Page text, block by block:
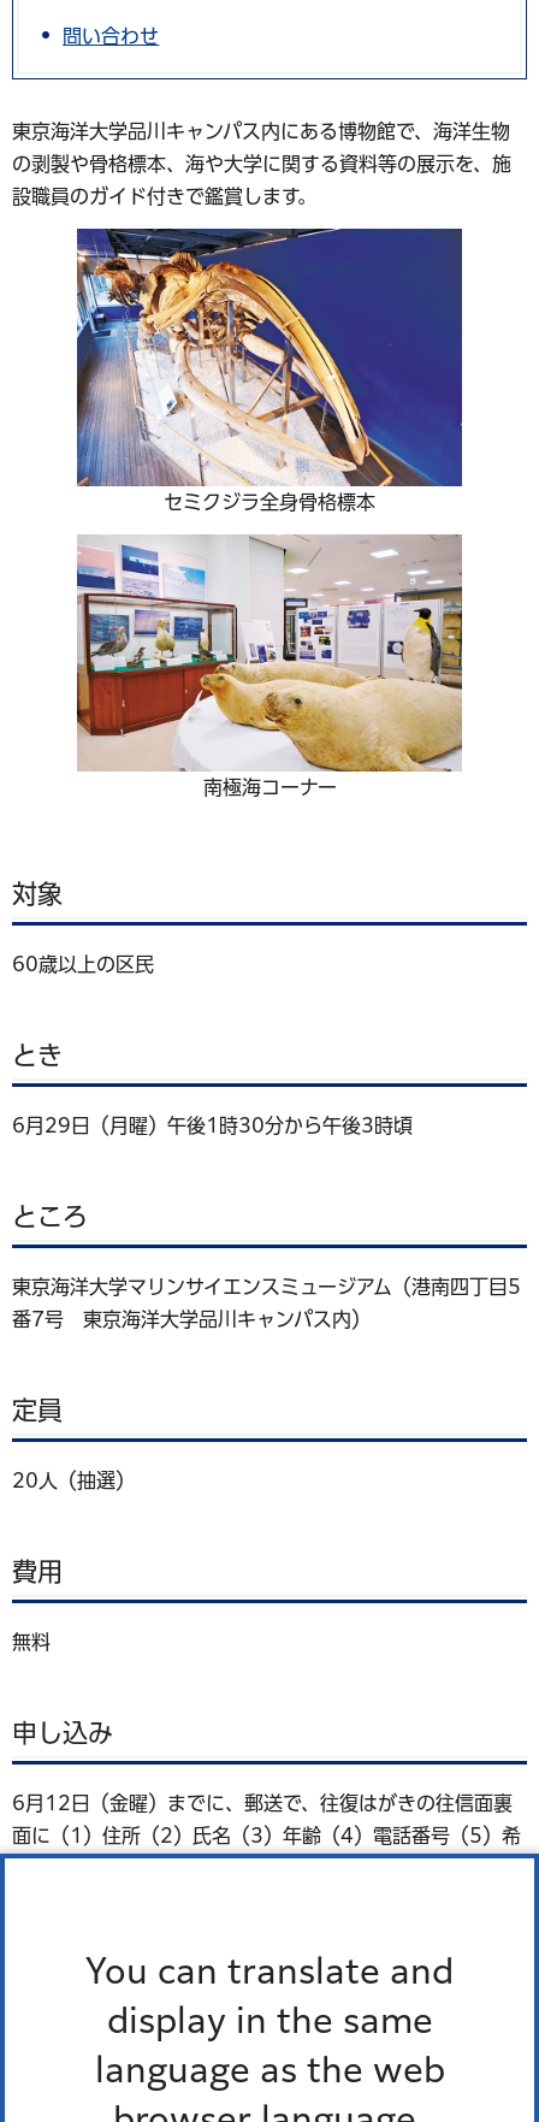
You can translate and
display in the same
language as the web
問い合わせ
東京海洋大学品川キャンパス内にある博物館で、海洋生物
の剥製や骨格標本、海や大学に関する資料等の展示を、施
設職員のガイド付きで鑑賞します。
セミクジラ全身骨格標本
南極海コーナー
対象
60歳以上の区民
とき
6月29日（月曜）午後1時30分から午後3時頃
ところ
東京海洋大学マリンサイエンスミュージアム（港南四丁目5
番7号 東京海洋大学品川キャンパス内）
定員
20人（抽選）
費用
無料
申し込み
6月12日（金曜）までに、郵送で、往復はがきの往信面裏
面に（1）住所（2）氏名（3）年齢（4）電話番号（5）希
港南いきいきプラザへ。
問い合わせ